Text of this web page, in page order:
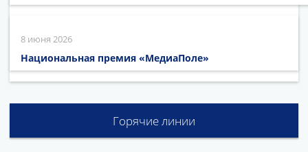
8 июня 2026
Национальная премия «МедиаПоле»
Горячие линии